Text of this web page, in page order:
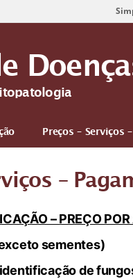
Preços – Serviços
–
– PREÇO
sementes)
de